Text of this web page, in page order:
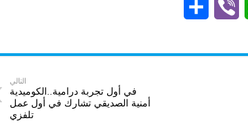
W
a
b
a
التالي
في أول تجربة درامية..الكوميدية
أمنية الصديقي تشارك في أول عمل
تلفزي